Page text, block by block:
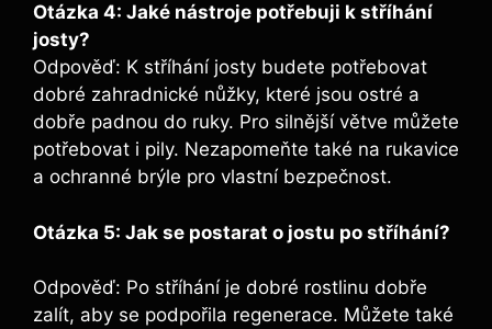
Otázka 4: Jaké⁢ nástroje potřebuji k stříhání
josty?
Odpověď: K stříhání‌ josty budete potřebovat‌
dobré ‌zahradnické nůžky, které jsou ostré a
dobře padnou do ruky. Pro silnější ⁤větve můžete
potřebovat⁣ i pily. Nezapomeňte ‌také na‌ rukavice
a ochranné brýle pro vlastní bezpečnost.
Otázka 5: Jak se⁢ postarat o ​jostu po stříhání?
Odpověď: ⁣Po stříhání je dobré rostlinu dobře
zalít, aby⁢ se podpořila ‌regenerace. Můžete také